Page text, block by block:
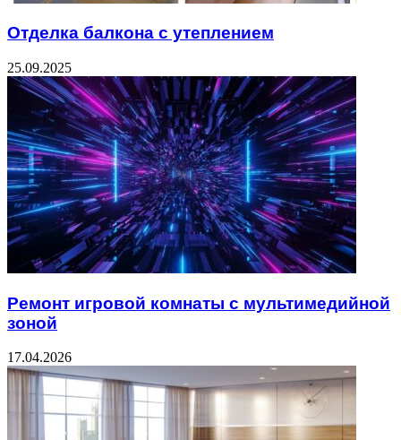
Отделка балкона с утеплением
25.09.2025
Ремонт игровой комнаты с мультимедийной
зоной
17.04.2026